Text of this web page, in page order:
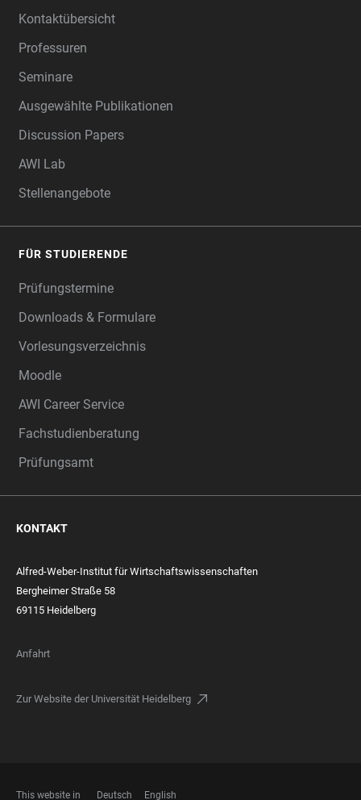
Kontaktübersicht
Professuren
Seminare
Ausgewählte Publikationen
Discussion Papers
AWI Lab
Stellenangebote
FÜR STUDIERENDE
Prüfungstermine
Downloads & Formulare
Vorlesungsverzeichnis
Moodle
AWI Career Service
Fachstudienberatung
Prüfungsamt
KONTAKT
Alfred-Weber-Institut für Wirtschaftswissenschaften
Bergheimer Straße 58
69115 Heidelberg
Anfahrt
Zur Website der Universität Heidelberg
This website in Deutsch English